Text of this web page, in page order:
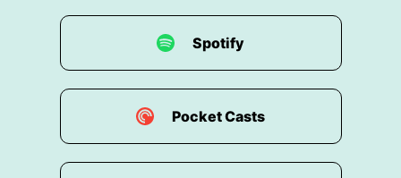
Spotify
Pocket Casts